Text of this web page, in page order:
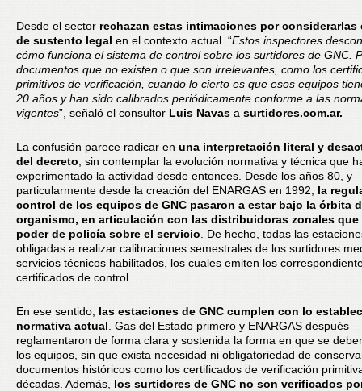
Desde el sector rechazan estas intimaciones por considerarlas
de sustento legal en el contexto actual. “Estos inspectores
cómo funciona el sistema de control sobre los surtidores de GNC.
documentos que no existen o que son irrelevantes, como los
primitivos de verificación, cuando lo cierto es que esos equipos
20 años y han sido calibrados periódicamente conforme a las
vigentes”, señaló el consultor Luis Navas a surtidores.com.ar.
La confusión parece radicar en una interpretación literal y
del decreto , sin contemplar la evolución normativa y técnica que
experimentado la actividad desde entonces. Desde los años 80, y
particularmente desde la creación del ENARGAS en 1992, la
control de los equipos de GNC pasaron a estar bajo la órbita
organismo, en articulación con las distribuidoras zonales que
poder de policía sobre el servicio . De hecho, todas las
obligadas a realizar calibraciones semestrales de los surtidores
servicios técnicos habilitados, los cuales emiten los
certificados de control.
En ese sentido, las estaciones de GNC cumplen con lo
normativa actual . Gas del Estado primero y ENARGAS después
reglamentaron de forma clara y sostenida la forma en que se
los equipos, sin que exista necesidad ni obligatoriedad de
documentos históricos como los certificados de verificación
décadas. Además, los surtidores de GNC no son verificados